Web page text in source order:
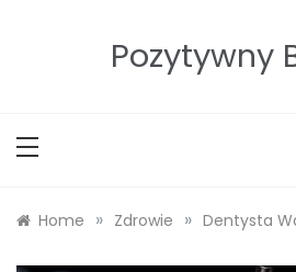
Pozytywny
Home » Zdrowie » Dentysta